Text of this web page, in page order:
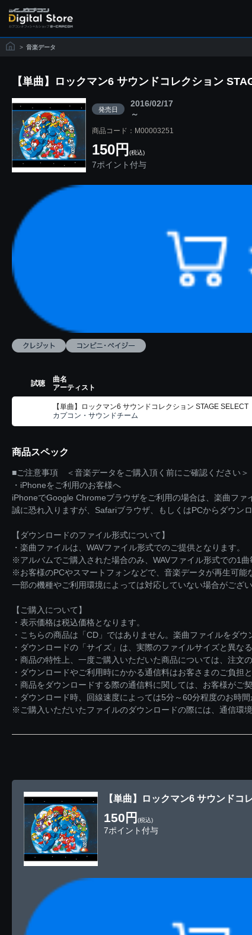
> 音楽データ
【単曲】ロックマン6 サウンドコレクション
発売日
2016/02/17
～
商品コード：M00003251
150円 (税込)
7ポイント付与
試聴
曲名
アーティスト
【単曲】ロックマン6 サウンドコレクション STAGE SELECT
カプコン・サウンドチーム
商品スペック
■ご注意事項 ＜音楽データをご購入頂く前にご確認ください＞
・iPhoneをご利用のお客様へ
iPhoneでGoogle Chromeブラウザをご利用の場合は、楽曲ファ
誠に恐れ入りますが、Safariブラウザ、もしくはPCからダウン
【ダウンロードのファイル形式について】
・楽曲ファイルは、WAVファイル形式でのご提供となります。
※アルバムでご購入された場合のみ、WAVファイル形式での1
※お客様のPCやスマートフォンなどで、音楽データが再生可能
一部の機種やご利用環境によっては対応していない場合がござい
【ご購入について】
・表示価格は税込価格となります。
・こちらの商品は「CD」ではありません。楽曲ファイルをダ
・ダウンロードの「サイズ」は、実際のファイルサイズと異な
・商品の特性上、一度ご購入いただいた商品については、注文
・ダウンロードやご利用時にかかる通信料はお客さまのご負担と
・商品をダウンロードする際の通信料に関しては、お客様がご
・ダウンロード時、回線速度によっては5分～60分程度のお時間
※ご購入いただいたファイルのダウンロードの際には、通信環
【単曲】ロックマン6 サウンドコ
150円 (税込)
7ポイント付与